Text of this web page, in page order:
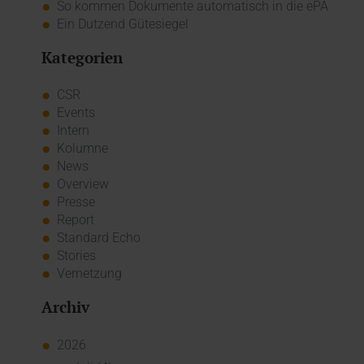
So kommen Dokumente automatisch in die ePA
Ein Dutzend Gütesiegel
Kategorien
CSR
Events
Intern
Kolumne
News
Overview
Presse
Report
Standard Echo
Stories
Vernetzung
Archiv
2026